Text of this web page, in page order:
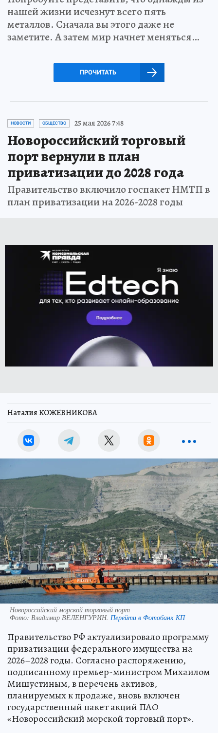
нашей жизни исчезнут всего пять
металлов. Сначала вы этого даже не
заметите. А затем мир начнет меняться…
ПРОЧИТАТЬ
НОВОСТИ ОБЩЕСТВО 25 мая 2026 7:48
Новороссийский торговый
порт вернули в план
приватизации до 2028 года
Правительство включило госпакет НМТП в
план приватизации на 2026-2028 годы
Наталия КОЖЕВНИКОВА
Новороссийский морской торговый порт
Фото: Владимир ВЕЛЕНГУРИН. Перейти в Фотобанк КП
Правительство РФ актуализировало программу
приватизации федерального имущества на
2026–2028 годы. Согласно распоряжению,
подписанному премьер-министром Михаилом
Мишустиным, в перечень активов,
планируемых к продаже, вновь включен
государственный пакет акций ПАО
«Новороссийский морской торговый порт».